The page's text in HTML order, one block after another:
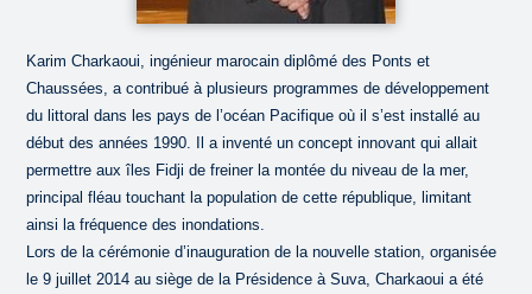
Karim Charkaoui, ingénieur marocain diplômé des Ponts et
Chaussées, a contribué à plusieurs programmes de développement
du littoral dans les pays de l’océan Pacifique où il s’est installé au
début des années 1990. Il a inventé un concept innovant qui allait
permettre aux îles Fidji de freiner la montée du niveau de la mer,
principal fléau touchant la population de cette république, limitant
ainsi la fréquence des inondations.
Lors de la cérémonie d’inauguration de la nouvelle station, organisée
le 9 juillet 2014 au siège de la Présidence à Suva, Charkaoui a été